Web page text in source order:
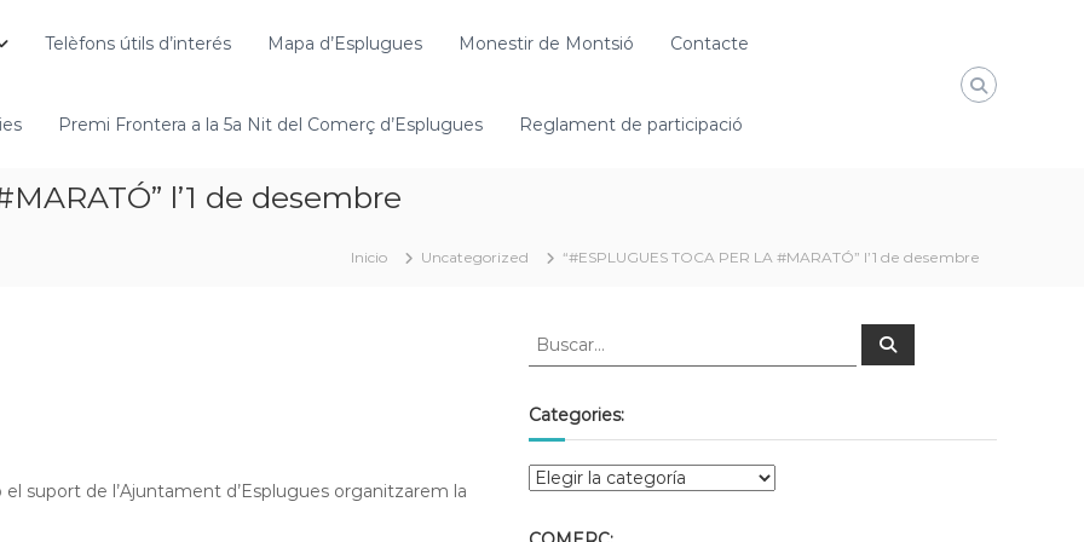
Telèfons útils d’interés Mapa d’Esplugues Monestir de Montsió Contacte
Premi Frontera a la 5a Nit del Comerç d’Esplugues Reglament de participació
l’1 de desembre
Inicio Uncategorized “#ESPLUGUES TOCA PER LA #MARATÓ” l’1 de desembre
suport de l’Ajuntament d’Esplugues organitzarem la
Categories: